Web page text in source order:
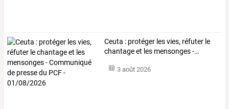
Ceuta : protéger lesvies, réfuter le
chantageet les mensonges-…
3 août 2026